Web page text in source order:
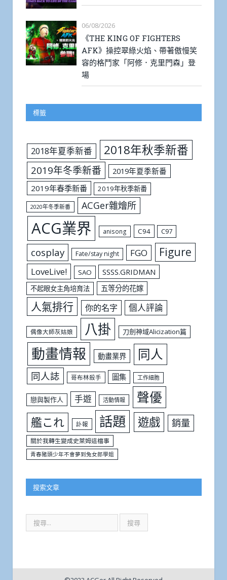
06/08/2026
《THE KING OF FIGHTERS
AFK》操控翠綠火焰、帶著傲慢笑
容的格鬥家「阿修．克里門森」登
場
標籤
2018年夏季新番 2018年秋季新番
2019年冬季新番
2019年夏季新番
2019年春季新番
2019年秋季新番
2020年冬季新番 ACGer雜燴所
ACG業界 anisong C94 C97
cosplay Fate/stay night FGO Figure
LoveLive! SAO SSSS.GRIDMAN
不起眼女主角培育法 五等分的花嫁
人氣排行 你的名字 個人評論
偶像大師灰姑娘 八掛 刀劍神域Alicization篇
動畫情報 動畫業界 同人
同人誌 哥布林殺手 圖集 工作細胞
戀與製作人 手遊 活動情報 聲優
艦これ 訃報 話題 遊戲 銷量
關於我轉生變成史萊姆這檔事
青春豬頭少年不會夢到兔女郎學姐
搜索文章